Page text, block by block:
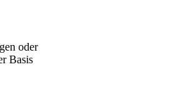
oder
Basis